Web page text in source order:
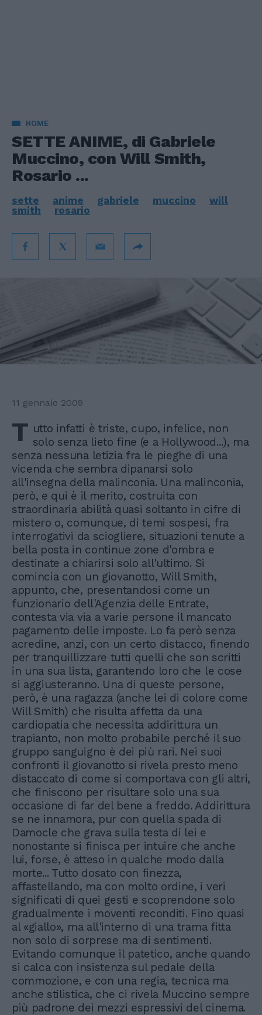
HOME
SETTE ANIME, di Gabriele
Muccino, con Will Smith,
Rosario ...
sette anime gabriele muccino
will
smith
rosario
11 gennaio 2009
T utto infatti è triste, cupo, infelice, non
solo senza lieto fine (e a Hollywood...), ma
senza nessuna letizia fra le pieghe di una
vicenda che sembra dipanarsi solo
all'insegna della malinconia. Una malinconia,
però, e qui è il merito, costruita con
straordinaria abilità quasi soltanto in cifre di
mistero o, comunque, di temi sospesi, fra
interrogativi da sciogliere, situazioni tenute a
bella posta in continue zone d'ombra e
destinate a chiarirsi solo all'ultimo. Si
comincia con un giovanotto, Will Smith,
appunto, che, presentandosi come un
funzionario dell'Agenzia delle Entrate,
contesta via via a varie persone il mancato
pagamento delle imposte. Lo fa però senza
acredine, anzi, con un certo distacco, finendo
per tranquillizzare tutti quelli che son scritti
in una sua lista, garantendo loro che le cose
si aggiusteranno. Una di queste persone,
però, è una ragazza (anche lei di colore come
Will Smith) che risulta affetta da una
cardiopatia che necessita addirittura un
trapianto, non molto probabile perché il suo
gruppo sanguigno è dei più rari. Nei suoi
confronti il giovanotto si rivela presto meno
distaccato di come si comportava con gli altri,
che finiscono per risultare solo una sua
occasione di far del bene a freddo. Addirittura
se ne innamora, pur con quella spada di
Damocle che grava sulla testa di lei e
nonostante si finisca per intuire che anche
lui, forse, è atteso in qualche modo dalla
morte... Tutto dosato con finezza,
affastellando, ma con molto ordine, i veri
significati di quei gesti e scoprendone solo
gradualmente i moventi reconditi. Fino quasi
al «giallo», ma all'interno di una trama fitta
non solo di sorprese ma di sentimenti.
Evitando comunque il patetico, anche quando
si calca con insistenza sul pedale della
commozione, e con una regia, tecnica ma
anche stilistica, che ci rivela Muccino sempre
più padrone dei mezzi espressivi del cinema.